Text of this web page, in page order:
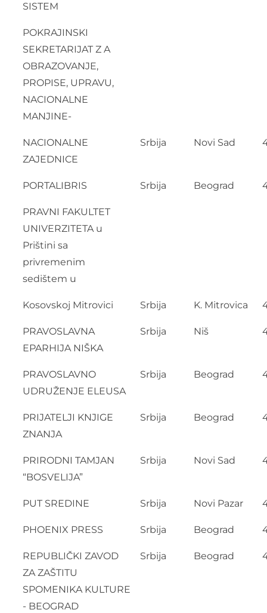
SISTEM
POKRAJINSKI
SEKRETARIJAT Z A
OBRAZOVANJE,
PROPISE, UPRAVU,
NACIONALNE
MANJINE-
NACIONALNE
ZAJEDNICE
Srbija Novi Sad
PORTALIBRIS Srbija Beograd
PRAVNI FAKULTET
UNIVERZITETA u
Prištini sa
privremenim
sedištem u
Kosovskoj Mitrovici Srbija K. Mitrovica
PRAVOSLAVNA
EPARHIJA NIŠKA
Srbija Niš
PRAVOSLAVNO
UDRUŽENJE ELEUSA
Srbija Beograd
PRIJATELJI KNJIGE
ZNANJA
Srbija Beograd
PRIRODNI TAMJAN
“BOSVELIJA”
Srbija Novi Sad
PUT SREDINE Srbija Novi Pazar
PHOENIX PRESS Srbija Beograd
REPUBLIČKI ZAVOD
ZA ZAŠTITU
SPOMENIKA KULTURE
- BEOGRAD
Srbija Beograd